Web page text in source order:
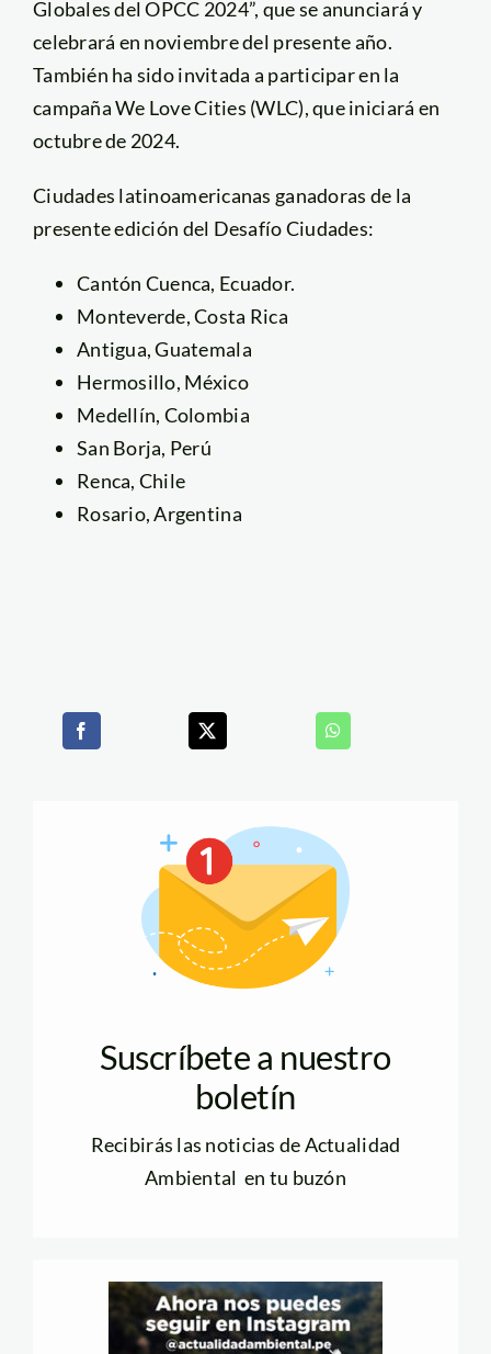
Globales del OPCC 2024”, que se anunciará y
celebrará en noviembre del presente año.
También ha sido invitada a participar en la
campaña We Love Cities (WLC), que iniciará en
octubre de 2024.
Ciudades latinoamericanas ganadoras de la
presente edición del Desafío Ciudades:
Cantón Cuenca, Ecuador.
Monteverde, Costa Rica
Antigua, Guatemala
Hermosillo, México
Medellín, Colombia
San Borja, Perú
Renca, Chile
Rosario, Argentina
Suscríbete a nuestro
boletín
Recibirás las noticias de Actualidad
Ambiental en tu buzón